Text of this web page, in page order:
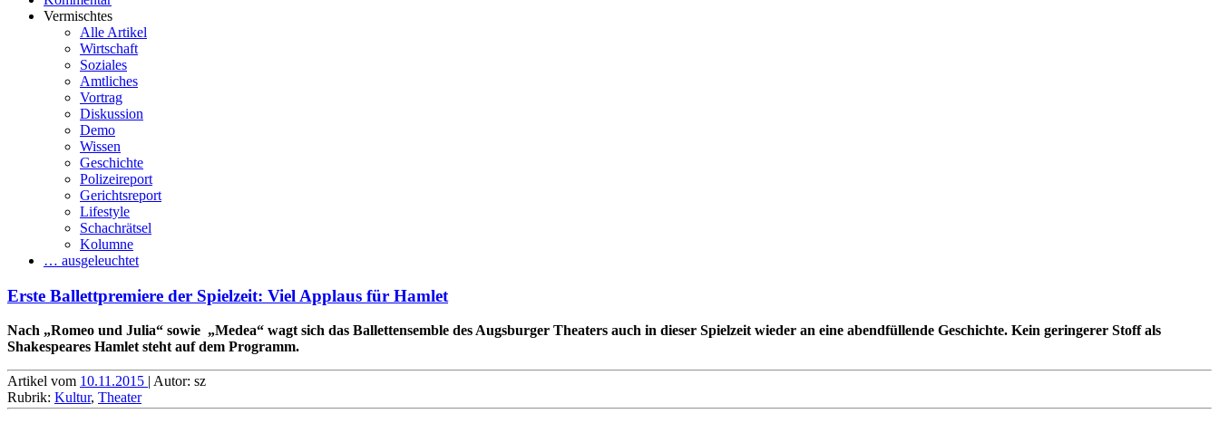
Vermischtes
Alle Artikel
Wirtschaft
Soziales
Amtliches
Vortrag
Diskussion
Demo
Wissen
Geschichte
Polizeireport
Gerichtsreport
Lifestyle
Schachrätsel
Kolumne
… ausgeleuchtet
Erste Ballettpremiere der Spielzeit: Viel Applaus für Hamlet
Nach „Romeo und Julia“ sowie „Medea“ wagt sich das Ballettensemble des Augsburger Theaters auch in dieser Spielzeit wieder an eine abendfüllende Geschichte. Kein geringerer Stoff als
Shakespeares Hamlet steht auf dem Programm.
Artikel vom 10.11.2015 | Autor: sz
Rubrik: Kultur, Theater